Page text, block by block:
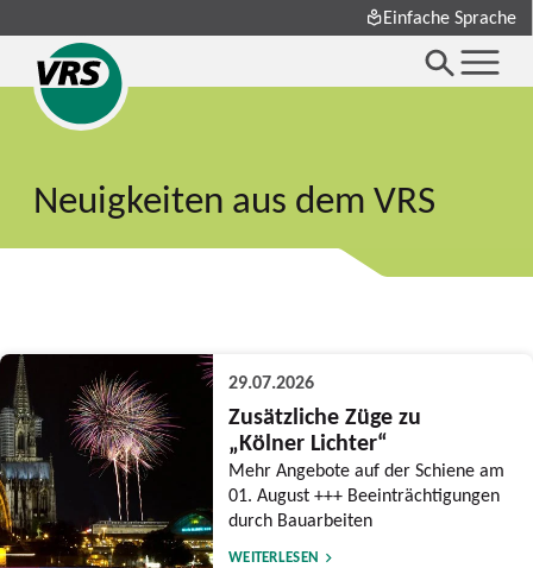
Einfache Sprache
Neuigkeiten aus dem VRS
29.07.2026
Zusätzliche Züge zu
„Kölner Lichter“
Mehr Angebote auf der Schiene am
01. August +++ Beeinträchtigungen
durch Bauarbeiten
WEITERLESEN